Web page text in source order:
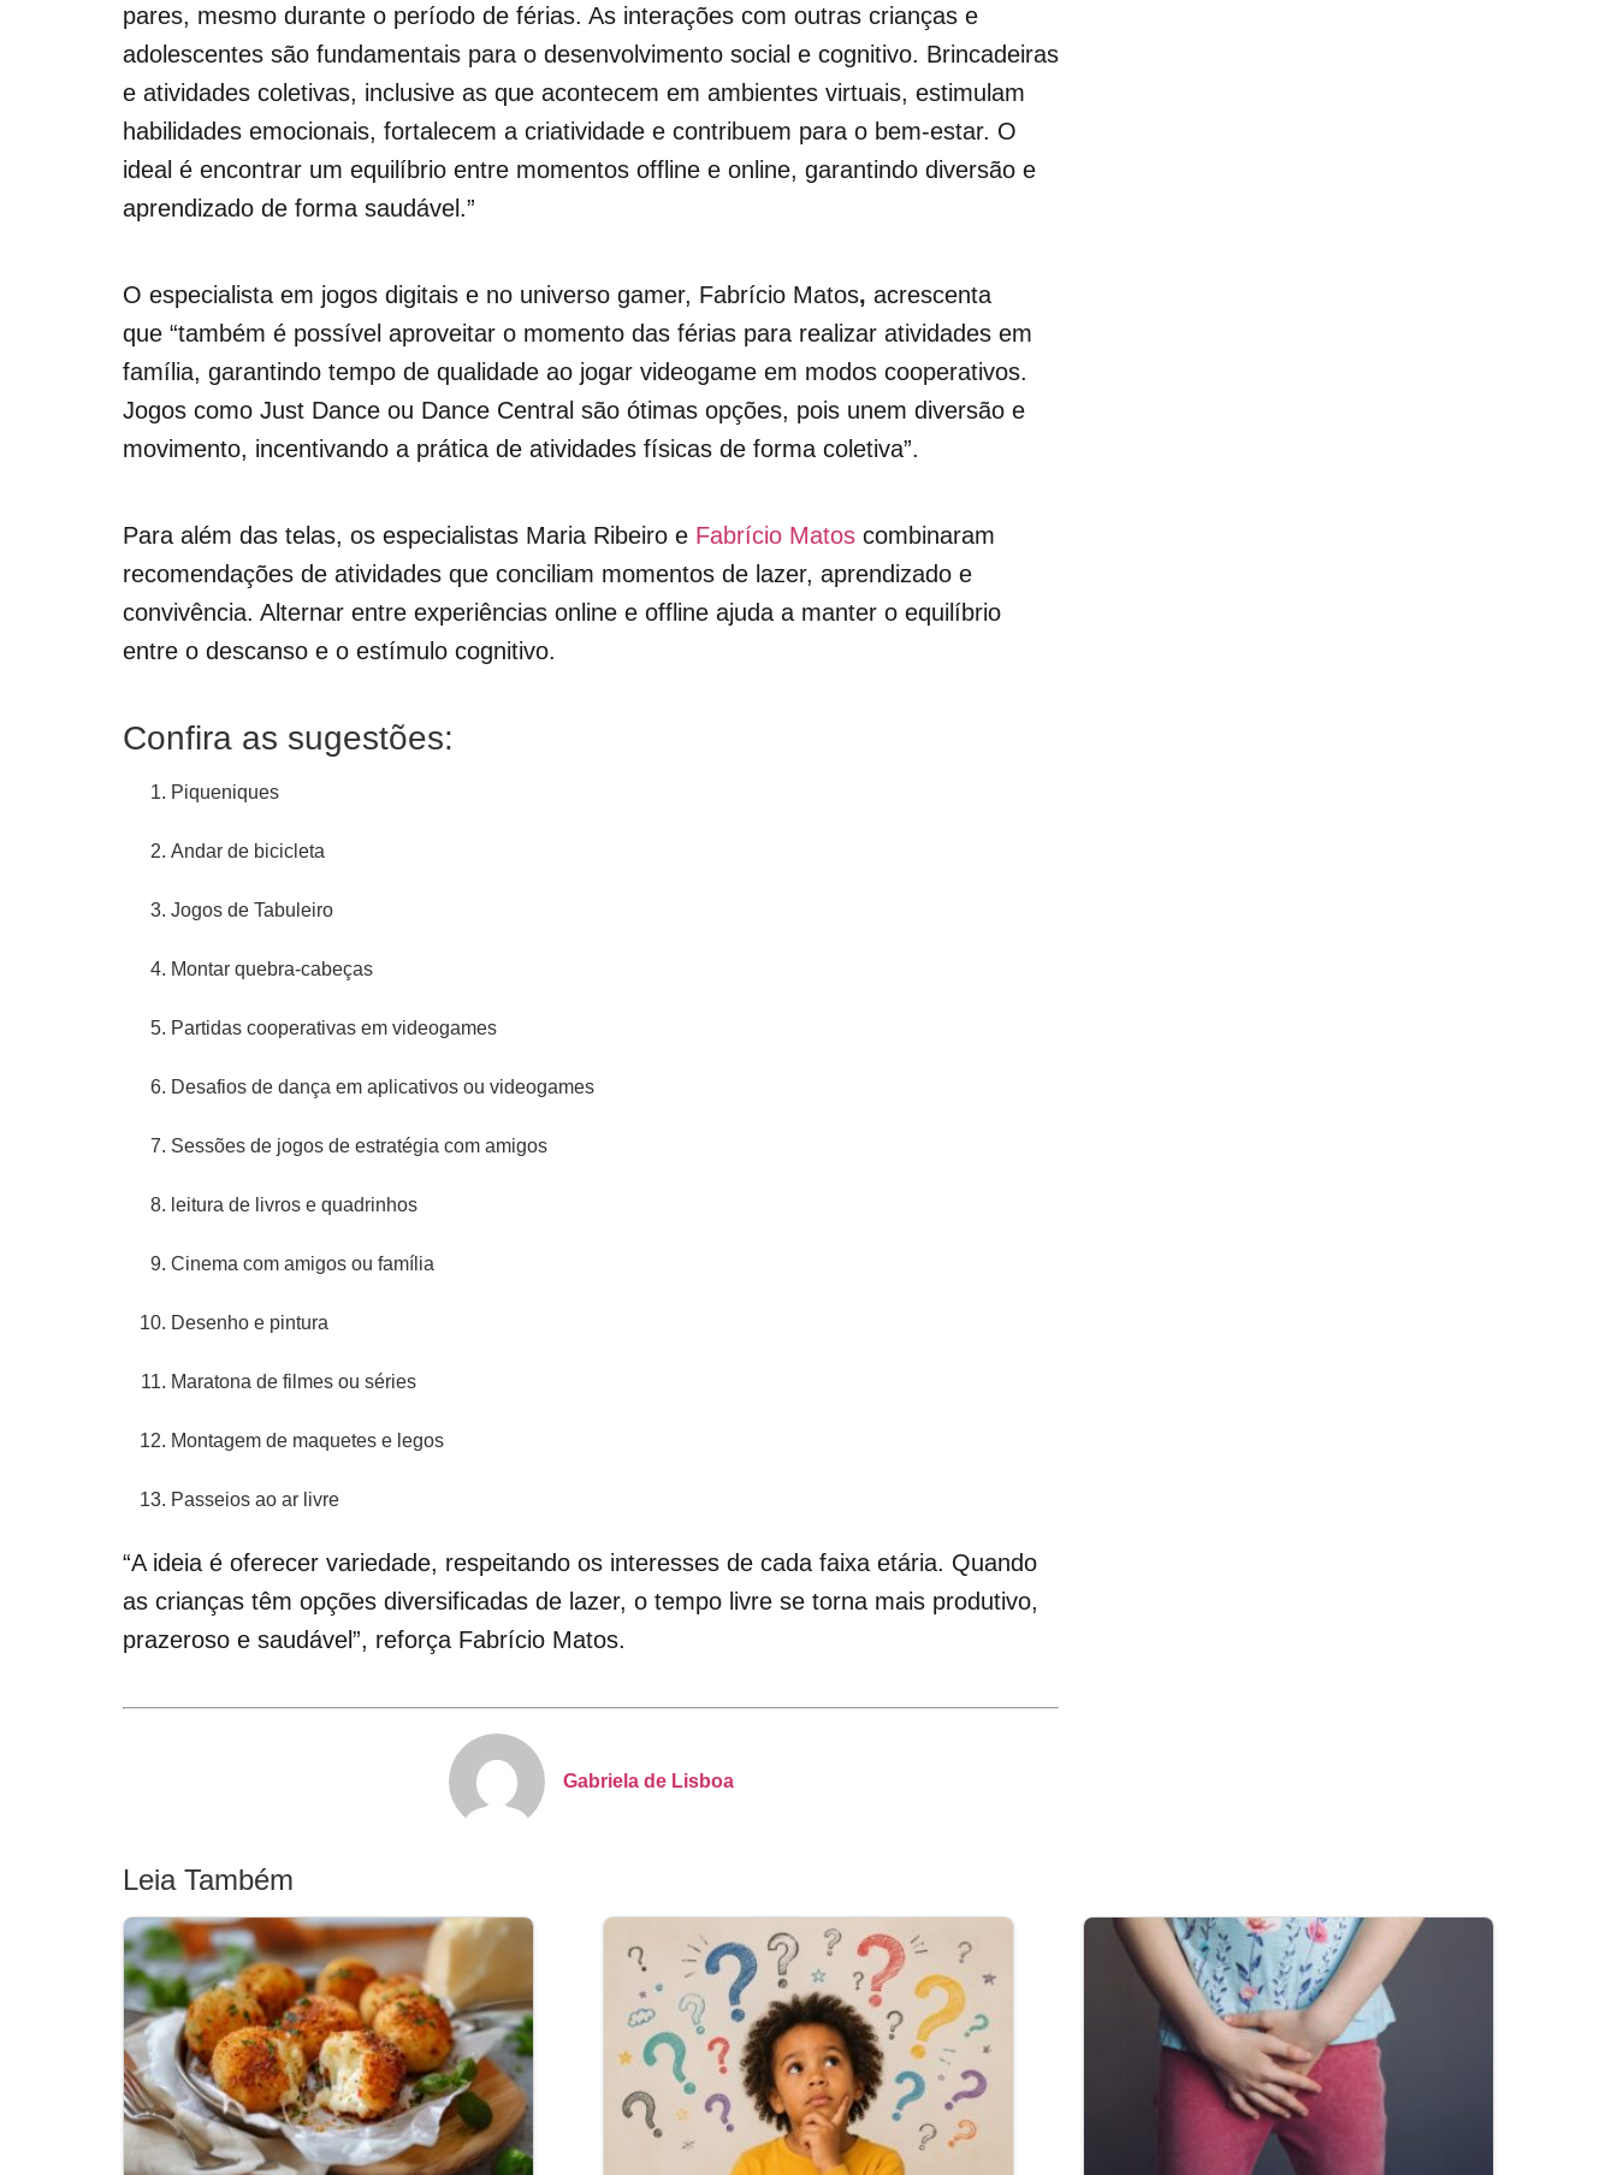
pares, mesmo durante o período de férias. As interações com outras crianças e
adolescentes são fundamentais para o desenvolvimento social e cognitivo. Brincadeiras
e atividades coletivas, inclusive as que acontecem em ambientes virtuais, estimulam
habilidades emocionais, fortalecem a criatividade e contribuem para o bem-estar. O
ideal é encontrar um equilíbrio entre momentos offline e online, garantindo diversão e
aprendizado de forma saudável.”
O especialista em jogos digitais e no universo gamer, Fabrício Matos, acrescenta
que “também é possível aproveitar o momento das férias para realizar atividades em
família, garantindo tempo de qualidade ao jogar videogame em modos cooperativos.
Jogos como Just Dance ou Dance Central são ótimas opções, pois unem diversão e
movimento, incentivando a prática de atividades físicas de forma coletiva”.
Para além das telas, os especialistas Maria Ribeiro e Fabrício Matos combinaram
recomendações de atividades que conciliam momentos de lazer, aprendizado e
convivência. Alternar entre experiências online e offline ajuda a manter o equilíbrio
entre o descanso e o estímulo cognitivo.
Confira as sugestões:
Piqueniques
Andar de bicicleta
Jogos de Tabuleiro
Montar quebra-cabeças
Partidas cooperativas em videogames
Desafios de dança em aplicativos ou videogames
Sessões de jogos de estratégia com amigos
leitura de livros e quadrinhos
Cinema com amigos ou família
Desenho e pintura
Maratona de filmes ou séries
Montagem de maquetes e legos
Passeios ao ar livre
“A ideia é oferecer variedade, respeitando os interesses de cada faixa etária. Quando
as crianças têm opções diversificadas de lazer, o tempo livre se torna mais produtivo,
prazeroso e saudável”, reforça Fabrício Matos.
Gabriela de Lisboa
Leia Também